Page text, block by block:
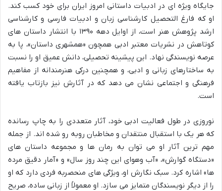
جایگاه ویژه ای در ادبیات داستانی امروز ایران برای خود کسب کند.
او که فارغ التحصیل کارشناسی زبان و ادبیات فارسی و کارشناسی
ارشد پژوهش هنر است، از اوایل دهه ۱۳۹۰ با انتشار داستان های
کوتاهش در نشریات معتبر ادبی همچون «همشهری داستان»، پا به
عرصه نویسندگی نهاد. این پیشینه تحصیلی، دانش عمیق او را نسبت
به ساختارهای زبانی و ادبی، و همچنین درکی هنرمندانه از مفاهیم
فرهنگی و اجتماعی نشان می دهد که در آثارش نیز بازتاب یافته
است.
نوروزی در طول فعالیت ادبی خود، آثار متعددی را به چاپ رسانده
که هر یک با استقبال منتقدان و مخاطبان روبه رو شده اند. از جمله
مهم ترین آثار او می توان به رمان ها و مجموعه داستان های
«دستگاه گوارش»، «آب وهوای این چند روز سال» و «آمار دقیق مرده
ها» اشاره کرد. سبک نگارش او، ویژگی های منحصربه فردی دارد که او
را از دیگر نویسندگان متمایز می سازد. او معمولاً از زبانی ساده، صریح